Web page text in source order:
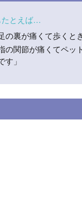
たとえば…
の裏が痛くて歩く
の関節が痛くてペ
す」